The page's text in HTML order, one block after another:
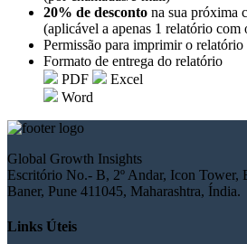
20% de desconto na sua próxima
(aplicável a apenas 1 relatório com
Permissão para imprimir o relatório
Formato de entrega do relatório
PDF
Excel
Word
Global Growth Insights
Escritório No.- B, 2º Andar, Icon Tower,
Baner, Pune 411045, Maharashtra, Índia.
Links Úteis